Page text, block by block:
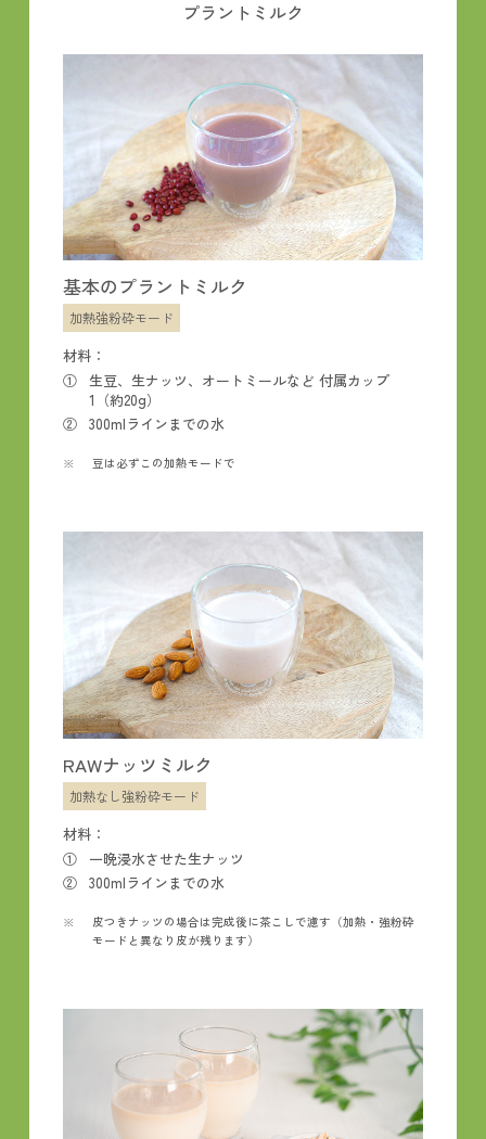
プラントミルク
基本のプラントミルク
加熱強粉砕モード
材料：
生豆、生ナッツ、オートミールなど 付属カップ
1（約20g）
300mlラインまでの水
豆は必ずこの加熱モードで
RAWナッツミルク
加熱なし強粉砕モード
材料：
一晩浸水させた生ナッツ
300mlラインまでの水
皮つきナッツの場合は完成後に茶こしで濾す（加熱・強粉砕
モードと異なり皮が残ります）